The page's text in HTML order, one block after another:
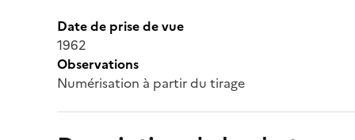
Date de prise de vue
1962
Observations
Numérisation à partir du tirage